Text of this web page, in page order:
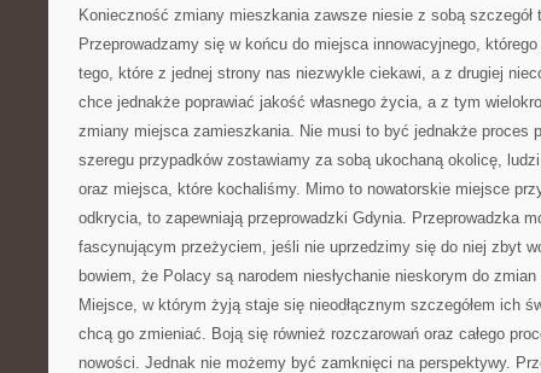
Konieczność zmiany mieszkania zawsze niesie z sobą szczegół
Przeprowadzamy się w końcu do miejsca innowacyjnego,
tego, które z jednej strony nas niezwykle ciekawi, a z drugiej
chce jednakże poprawiać jakość własnego życia, a z tym
zmiany miejsca zamieszkania. Nie musi to być jednakże proces
szeregu przypadków zostawiamy za sobą ukochaną okolicę,
oraz miejsca, które kochaliśmy. Mimo to nowatorskie miejsce
odkrycia, to zapewniają przeprowadzki Gdynia. Przeprowadzka
fascynującym przeżyciem, jeśli nie uprzedzimy się do niej zbyt
bowiem, że Polacy są narodem niesłychanie nieskorym do
Miejsce, w którym żyją staje się nieodłącznym szczegółem ich
chcą go zmieniać. Boją się również rozczarowań oraz całego
nowości. Jednak nie możemy być zamknięci na perspektywy.